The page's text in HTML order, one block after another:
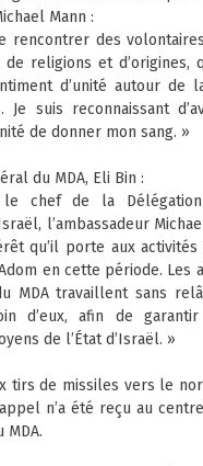
Mann :
rencontrer des
religions et d’origines,
d’unité autour de
Je suis reconnaissant
de donner mon sang. »
du MDA, Eli Bin :
chef de la Délégation
l’ambassadeur
qu’il porte aux activités
en cette période. Les
MDA travaillent sans
d’eux, afin de
de l’État d’Israël. »
tirs de missiles vers le
n’a été reçu au
MDA.